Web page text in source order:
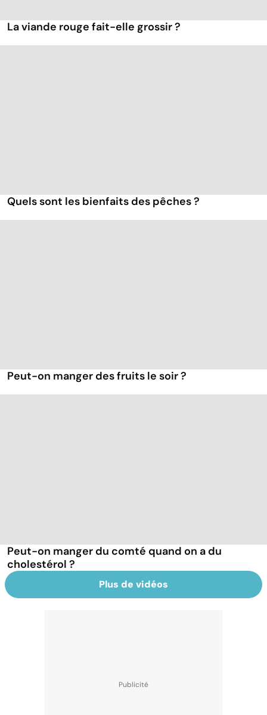
La viande rouge fait-elle grossir ?
Quels sont les bienfaits des pêches ?
Peut-on manger des fruits le soir ?
Peut-on manger du comté quand on a du
cholestérol ?
Plus de vidéos